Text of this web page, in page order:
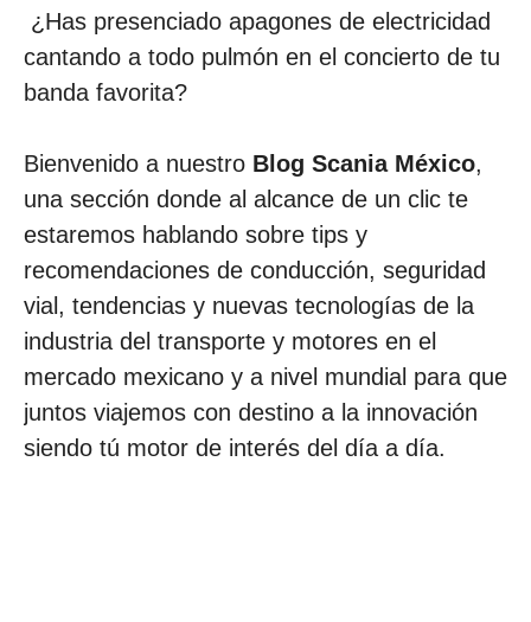
¿Has presenciado apagones de electricidad
cantando a todo pulmón en el concierto de tu
banda favorita?
Bienvenido a nuestro Blog Scania México,
una sección donde al alcance de un clic te
estaremos hablando sobre tips y
recomendaciones de conducción, seguridad
vial, tendencias y nuevas tecnologías de la
industria del transporte y motores en el
mercado mexicano y a nivel mundial para que
juntos viajemos con destino a la innovación
siendo tú motor de interés del día a día.